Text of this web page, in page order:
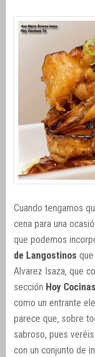
Cuando tengamos
cena para una
que podemos
de Langostinos
Alvarez Isaza, que
sección Hoy
como un entrante
parece que, sobre
sabroso, pues
con un conjunto de